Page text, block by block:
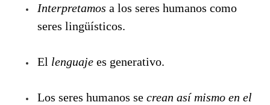
Interpretamos a los seres humanos como
seres lingüísticos.
El lenguaje es generativo.
Los seres humanos se crean así mismo en el